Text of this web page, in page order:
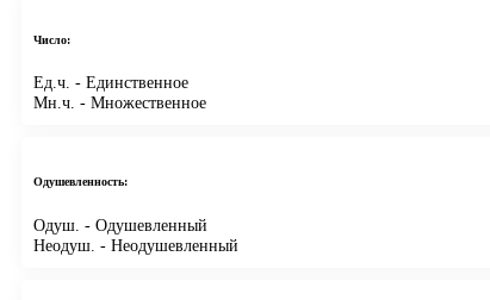
Число:
Ед.ч. - Единственное
Мн.ч. - Множественное
Одушевленность:
Одуш. - Одушевленный
Неодуш. - Неодушевленный